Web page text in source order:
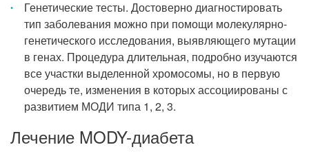
Генетические тесты. Достоверно диагностировать
тип заболевания можно при помощи молекулярно-
генетического исследования, выявляющего мутации
в генах. Процедура длительная, подробно изучаются
все участки выделенной хромосомы, но в первую
очередь те, изменения в которых ассоциированы с
развитием МОДИ типа 1, 2, 3.
Лечение MODY-диабета